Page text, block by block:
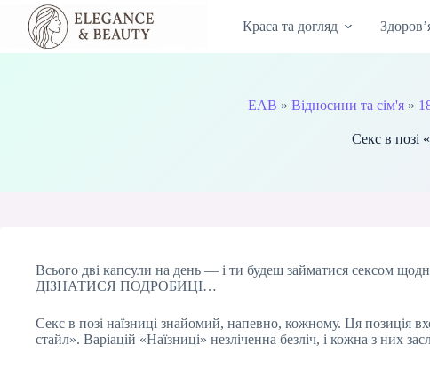
Перейти
вмісту
Краса та догляд
EAB »Відносини та сім'я »
Секс в позі
Всього дві капсули на день — і ти будеш займатися сексом
ДІЗНАТИСЯ ПОДРОБИЦІ…
Секс в позі наїзниці знайомий, напевно, кожному. Ця позиція
стайл». Варіацій «Наїзниці» незліченна безліч, і кожна з них